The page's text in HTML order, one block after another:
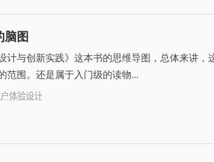
脑图
计与创新实践》这本书的思维导图，总体来讲，
范围。还是属于入门级的读物…
体验设计